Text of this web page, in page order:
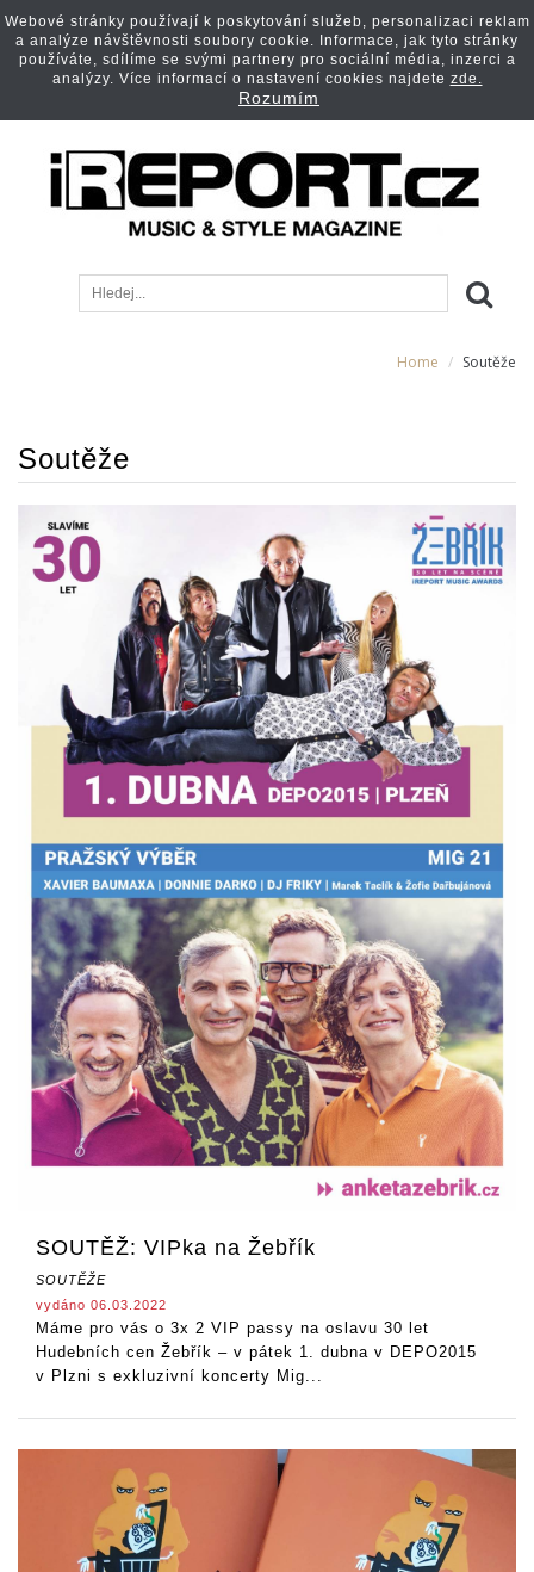
Home Soutěže
Soutěže
SOUTĚŽ: VIPka na Žebřík
SOUTĚŽE
vydáno 06.03.2022
Máme pro vás o 3x 2 VIP passy na oslavu 30 let
Hudebních cen Žebřík – v pátek 1. dubna v DEPO2015
v Plzni s exkluzivní koncerty Mig...
Webové stránky používají k poskytování služeb, personalizaci reklam
a analýze návštěvnosti soubory cookie. Informace, jak tyto stránky
používáte, sdílíme se svými partnery pro sociální média, inzerci a
analýzy. Více informací o nastavení cookies najdete zde.
Rozumím